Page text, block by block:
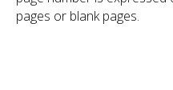
pages or blank pages.